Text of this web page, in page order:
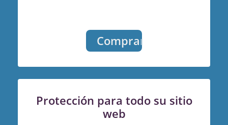
Comprar
Protección para todo su sitio
web